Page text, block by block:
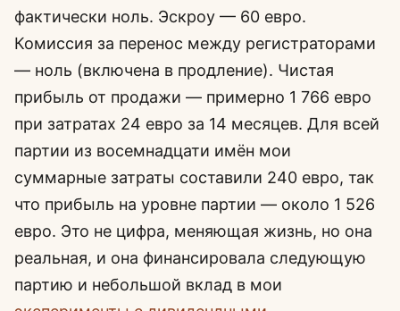
фактически ноль. Эскроу — 60 евро.
Комиссия за перенос между регистраторами
— ноль (включена в продление). Чистая
прибыль от продажи — примерно 1 766 евро
при затратах 24 евро за 14 месяцев. Для всей
партии из восемнадцати имён мои
суммарные затраты составили 240 евро, так
что прибыль на уровне партии — около 1 526
евро. Это не цифра, меняющая жизнь, но она
реальная, и она финансировала следующую
партию и небольшой вклад в мои